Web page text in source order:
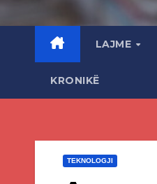
LAJME
KRONIKË
TEKNOLOGJI